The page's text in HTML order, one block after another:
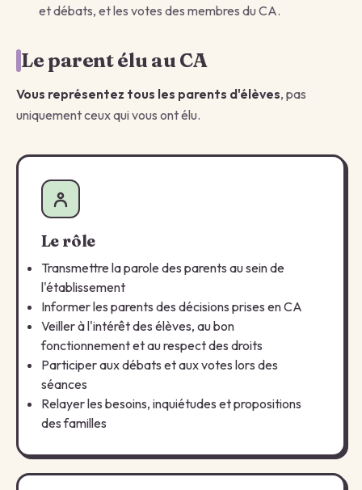
et débats, et les votes des membres du CA.
Le parent élu au CA
Vous représentez tous les parents d'élèves, pas
uniquement ceux qui vous ont élu.
Le rôle
Transmettre la parole des parents au sein de
l'établissement
Informer les parents des décisions prises en CA
Veiller à l'intérêt des élèves, au bon
fonctionnement et au respect des droits
Participer aux débats et aux votes lors des
séances
Relayer les besoins, inquiétudes et propositions
des familles